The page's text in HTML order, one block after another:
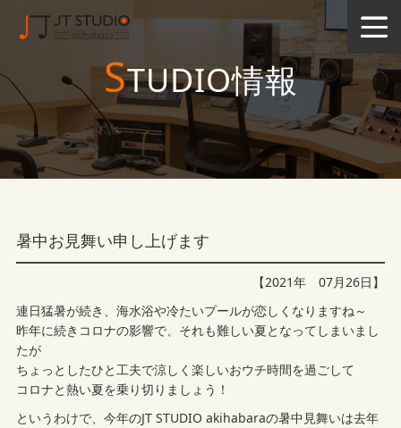
STUDIO情報
暑中お見舞い申し上げます
【2021年 07月26日】
連日猛暑が続き、海水浴や冷たいプールが恋しくなりますね～
昨年に続きコロナの影響で、それも難しい夏となってしまいまし
たが
ちょっとしたひと工夫で涼しく楽しいおウチ時間を過ごして
コロナと熱い夏を乗り切りましょう！
というわけで、今年のJT STUDIO akihabaraの暑中見舞いは去年